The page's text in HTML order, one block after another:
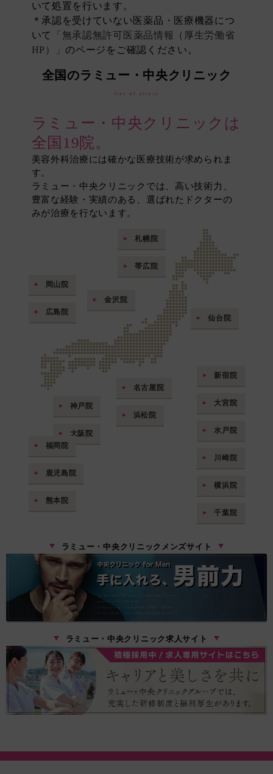
いて処置を行います。
＊承認を受けていない医薬品・医療機器につ
いて
「無承認無許可医薬品情報（厚生労働省
HP）」のページをご確認ください。
全国のラミュー・中央クリニック
list of clinic
ラミュー・中央クリニックは
全国19院。
美容外科治療には確かな医療技術が求められま
す。
ラミュー・中央クリニックでは、高い技術力、
豊富な経験・実績のある、選ばれたドクターの
みが治療を行ないます。
新宿院
大宮院
水戸院
川崎院
横浜院
千葉院
札幌院
帯広院
仙台院
名古屋院
浜松院
金沢院
神戸院
大阪院
岡山院
広島院
福岡院
鹿児島院
熊本院
ラミュー・中央クリニックメンズサイト
ラミュー・中央クリニック求人サイト